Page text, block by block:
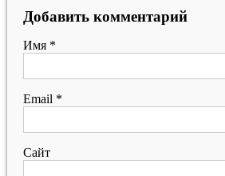
Добавить комментарий
Имя *
Email *
Сайт